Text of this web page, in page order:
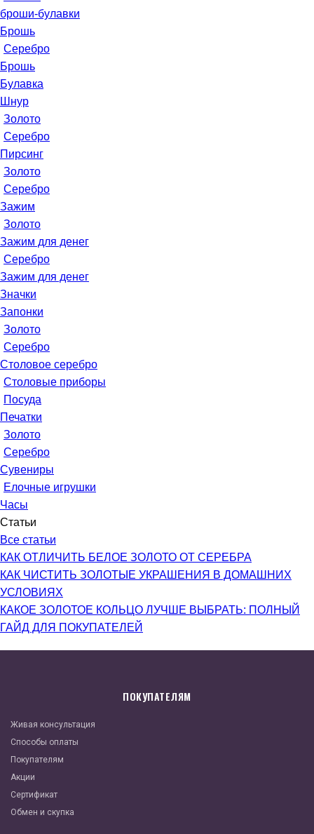
броши-булавки
Брошь
Серебро
Брошь
Булавка
Шнур
Золото
Серебро
Пирсинг
Золото
Серебро
Зажим
Золото
Зажим для денег
Серебро
Зажим для денег
Значки
Запонки
Золото
Серебро
Столовое серебро
Столовые приборы
Посуда
Печатки
Золото
Серебро
Сувениры
Елочные игрушки
Часы
Статьи
Все статьи
КАК ОТЛИЧИТЬ БЕЛОЕ ЗОЛОТО ОТ СЕРЕБРА
КАК ЧИСТИТЬ ЗОЛОТЫЕ УКРАШЕНИЯ В ДОМАШНИХ
УСЛОВИЯХ
КАКОЕ ЗОЛОТОЕ КОЛЬЦО ЛУЧШЕ ВЫБРАТЬ: ПОЛНЫЙ
ГАЙД ДЛЯ ПОКУПАТЕЛЕЙ
ПОКУПАТЕЛЯМ
Живая консультация
Способы оплаты
Покупателям
Акции
Сертификат
Обмен и скупка